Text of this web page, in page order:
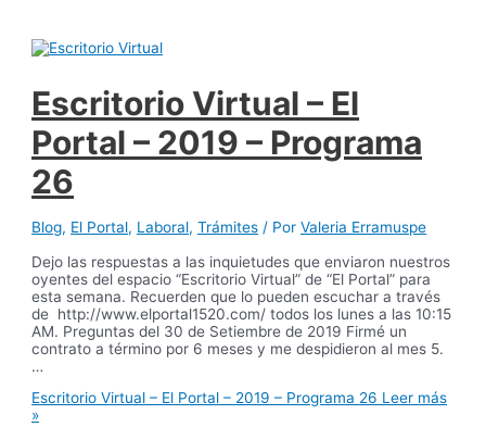
Escritorio Virtual – El
Portal – 2019 – Programa
26
Blog, El Portal, Laboral,Trámites / PorValeria Erramuspe
Dejo las respuestas a las inquietudes que enviaron nuestros
oyentes del espacio “Escritorio Virtual” de “El Portal” para
esta semana. Recuerden que lo pueden escuchar a través
de http://www.elportal1520.com/ todos los lunes a las 10:15
AM. Preguntas del 30 de Setiembre de 2019 Firmé un
contrato a término por 6 meses y me despidieron al mes 5.
…
Escritorio Virtual – El Portal – 2019 – Programa 26 Leer más
»